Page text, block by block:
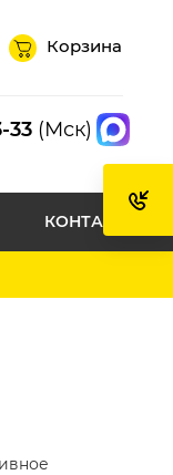
Корзина
33 (Мск)
КОНТАКТЫ